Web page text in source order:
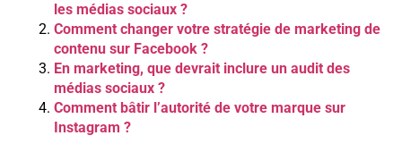
les médias sociaux ?
Comment changer votre stratégie de marketing de
contenu sur Facebook ?
En marketing, que devrait inclure un audit des
médias sociaux ?
Comment bâtir l’autorité de votre marque sur
Instagram ?